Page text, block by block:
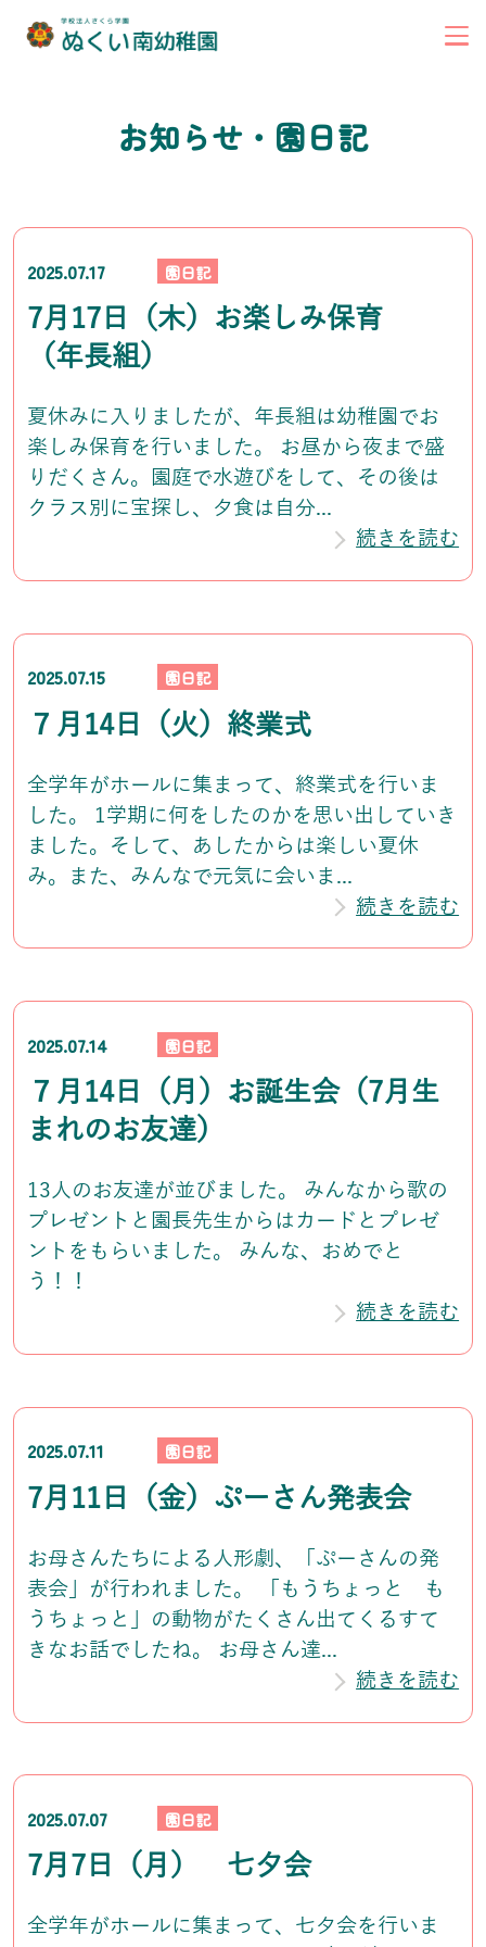
お知らせ・園日記
2025.07.17 園日記
7月17日（木）お楽しみ保育
（年長組）
夏休みに入りましたが、年長組は幼稚園でお
楽しみ保育を行いました。 お昼から夜まで盛
りだくさん。園庭で水遊びをして、その後は
クラス別に宝探し、夕食は自分...
続きを読む
2025.07.15 園日記
７月14日（火）終業式
全学年がホールに集まって、終業式を行いま
した。 1学期に何をしたのかを思い出していき
ました。そして、あしたからは楽しい夏休
み。また、みんなで元気に会いま...
続きを読む
2025.07.14 園日記
７月14日（月）お誕生会（7月生
まれのお友達）
13人のお友達が並びました。 みんなから歌の
プレゼントと園長先生からはカードとプレゼ
ントをもらいました。 みんな、おめでと
う！！
続きを読む
2025.07.11 園日記
7月11日（金）ぷーさん発表会
お母さんたちによる人形劇、「ぷーさんの発
表会」が行われました。 「もうちょっと も
うちょっと」の動物がたくさん出てくるすて
きなお話でしたね。 お母さん達...
続きを読む
2025.07.07 園日記
7月7日（月） 七夕会
全学年がホールに集まって、七夕会を行いま